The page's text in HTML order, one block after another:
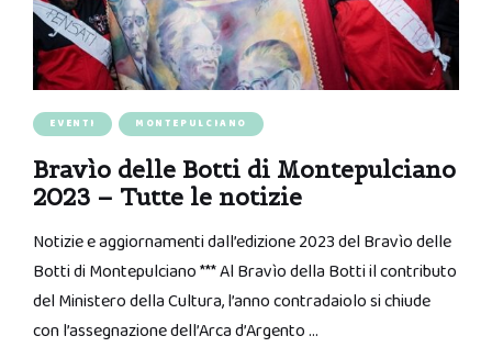
EVENTI MONTEPULCIANO
Bravìo delle Botti di Montepulciano
2023 – Tutte le notizie
Notizie e aggiornamenti dall’edizione 2023 del Bravìo delle
Botti di Montepulciano *** Al Bravìo della Botti il contributo
del Ministero della Cultura, l’anno contradaiolo si chiude
con l’assegnazione dell’Arca d’Argento …